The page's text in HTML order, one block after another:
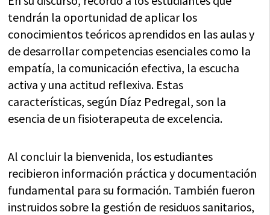
tendrán la oportunidad de aplicar los
conocimientos teóricos aprendidos en las aulas y
de desarrollar competencias esenciales como la
empatía, la comunicación efectiva, la escucha
activa y una actitud reflexiva. Estas
características, según Díaz Pedregal, son la
esencia de un fisioterapeuta de excelencia.
Al concluir la bienvenida, los estudiantes
recibieron información práctica y documentación
fundamental para su formación. También fueron
instruidos sobre la gestión de residuos sanitarios,